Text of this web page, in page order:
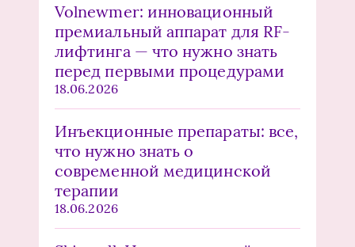
Volnewmer: инновационный
премиальный аппарат для RF-
лифтинга — что нужно знать
перед первыми процедурами
18.06.2026
Инъекционные препараты: все,
что нужно знать о
современной медицинской
терапии
18.06.2026